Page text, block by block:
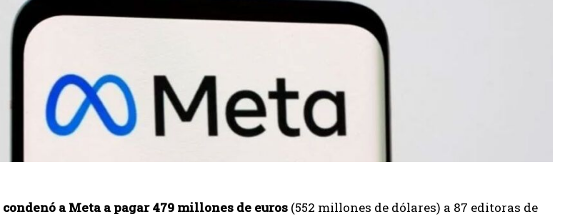
condenó a Meta a pagar 479 millones de euros (552 millones de dólares) a 87 editoras de